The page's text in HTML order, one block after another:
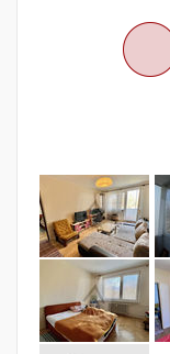
Priemyselný
Nebytové
Skladové,
Rekreačné,